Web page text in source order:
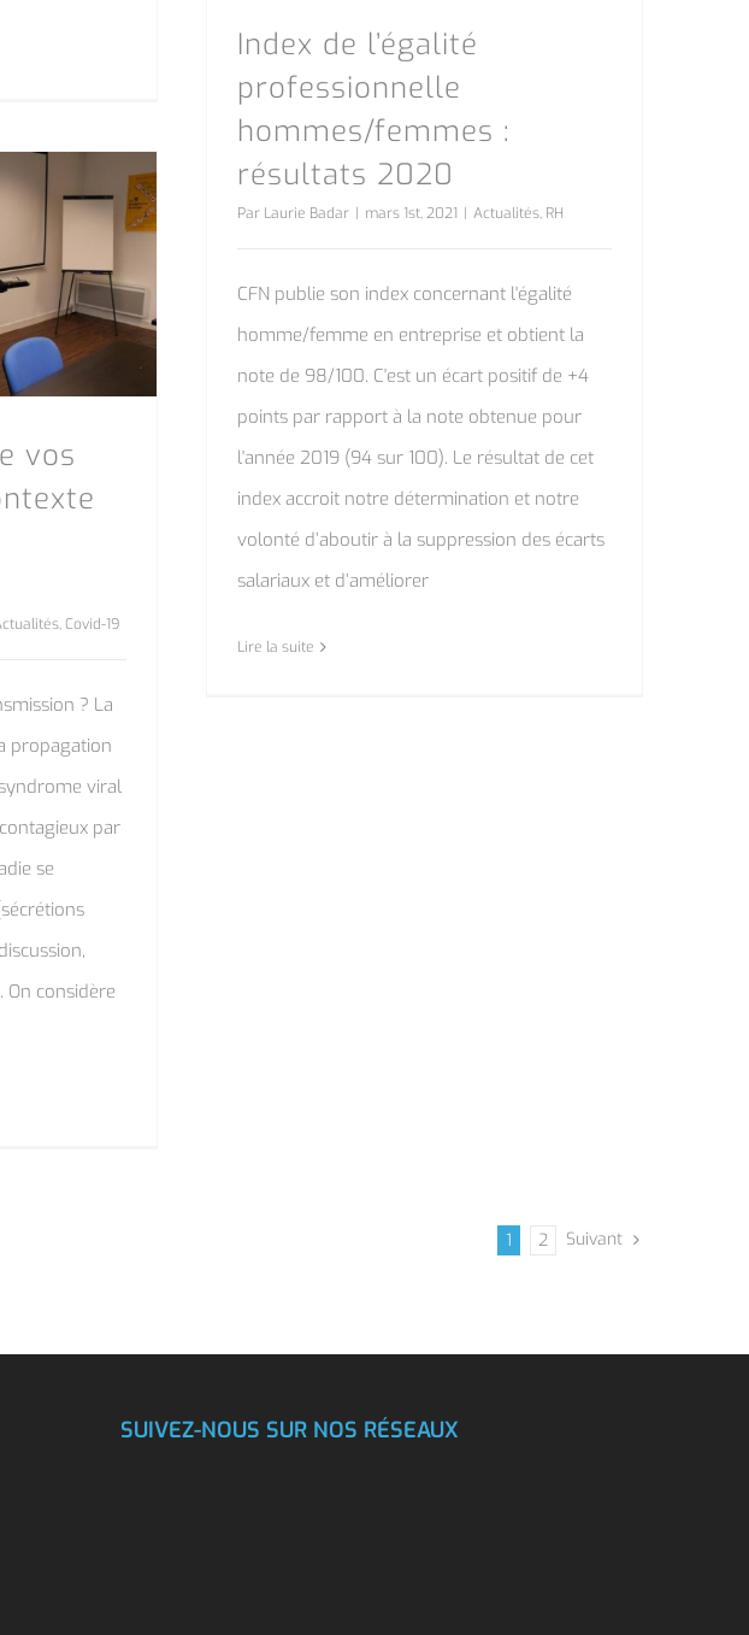
Index de l’égalité
professionnelle
hommes/femmes :
résultats 2020
Par Laurie Badar | mars 1st, 2021 | Actualités, RH
CFN publie son index concernant l'égalité
homme/femme en entreprise et obtient la
note de 98/100. C'est un écart positif de +4
points par rapport à la note obtenue pour
l'année 2019 (94 sur 100). Le résultat de cet
index accroit notre détermination et notre
volonté d’aboutir à la suppression des écarts
salariaux et d’améliorer
Lire la suite
vos
,Covid-19
? La
propagation
viral
par
se
On considère
1 2 Suivant
SUIVEZ-NOUS SUR NOS RÉSEAUX